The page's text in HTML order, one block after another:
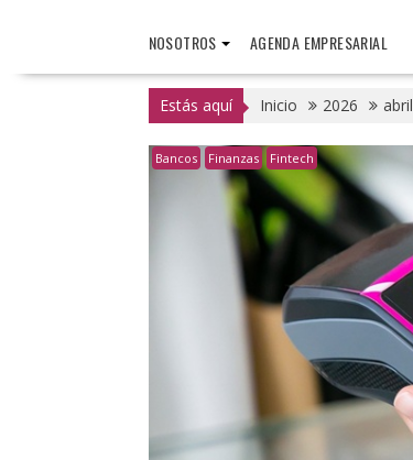
NOSOTROS AGENDA EMPRESARIAL
Estás aquí Inicio 2026 abril
Bancos Finanzas Fintech